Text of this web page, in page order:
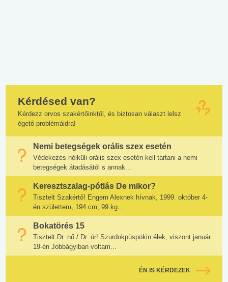
Kérdésed van?
Kérdezz orvos szakértőinktől, és biztosan választ lelsz
égető problémáidra!
Nemi betegségek orális szex esetén
Védekezés nélküli orális szex esetén kell tartani a nemi
betegségek átadásától s annak...
Keresztszalag-pótlás De mikor?
Tisztelt Szakértő! Engem Alexnek hívnak, 1999. október 4-
én születtem, 194 cm, 99 kg...
Bokatörés 15
Tisztelt Dr. nő / Dr. úr! Szurdokpüspökin élek, viszont január
19-én Jobbágyiban voltam...
ÉN IS KÉRDEZEK